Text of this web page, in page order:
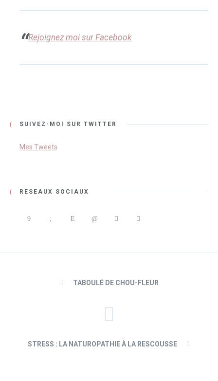
Rejoignez moi sur Facebook
SUIVEZ-MOI SUR TWITTER
Mes Tweets
RÉSEAUX SOCIAUX
TABOULÉ DE CHOU-FLEUR
STRESS : LA NATUROPATHIE À LA RESCOUSSE